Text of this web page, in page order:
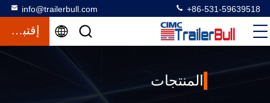
info@trailerbull.com +86-531-59639518
إقتباس
المنتجات